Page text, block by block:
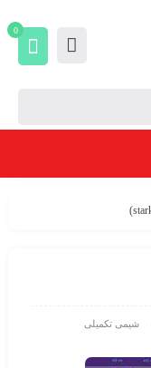
0
شیمی تکمیلی